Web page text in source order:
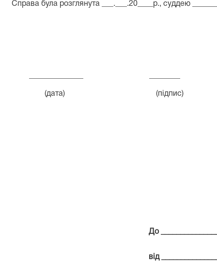
Справа була розглянута ___.___.20____р., суддею
(дата) (підпис) (П.,
До
від